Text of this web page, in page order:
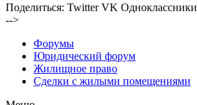
Поделиться: Twitter VK Одноклассники
-->
Форумы
Юридический форум
Жилищное право
Сделки с жилыми помещениями